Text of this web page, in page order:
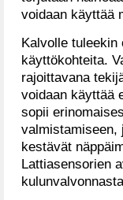
voidaan käyttää
Kalvolle tuleekin
käyttökohteita.
rajoittavana
voidaan käyttää
sopii
kestävät
Lattiasensorien